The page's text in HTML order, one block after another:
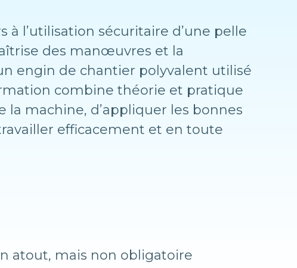
l’utilisation sécuritaire d’une pelle
des manœuvres et la
engin de chantier polyvalent utilisé
combine théorie et pratique
machine, d’appliquer les bonnes
efficacement et en toute
atout, mais non obligatoire